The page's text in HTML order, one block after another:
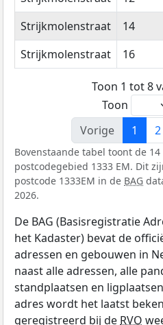
Strijkmolenstraat
14
Strijkmolenstraat
16
Toon 1 tot 8
Toon
Vorige
1 2
Bovenstaande tabel toont de
postcodegebied 1333 EM. Dit
postcode 1333EM in de BAG
2026.
De BAG (Basisregistratie
het Kadaster) bevat de
adressen en gebouwen in
naast alle adressen, alle
standplaatsen en
adres wordt het laatst
geregistreerd bij de RVO